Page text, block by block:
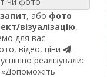
запит, або фото
візуалізацію,
для вас
відео, ціни
.
реалізували: